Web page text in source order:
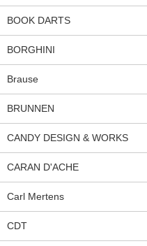
BOOK DARTS
BORGHINI
Brause
BRUNNEN
CANDY DESIGN & WORKS
CARAN D'ACHE
Carl Mertens
CDT